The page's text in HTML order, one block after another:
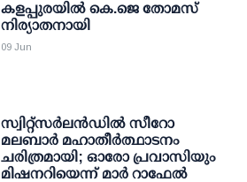
കളപ്പുരയില്‍ കെ.ജെ തോമസ്
നിര്യാതനായി
09 Jun
സ്വിറ്റ്‌സർലൻഡിൽ സീറോ
മലബാർ മഹാതീർത്ഥാടനം
ചരിത്രമായി; ഓരോ പ്രവാസിയും
മിഷനറിയെന്ന് മാർ റാഫേൽ